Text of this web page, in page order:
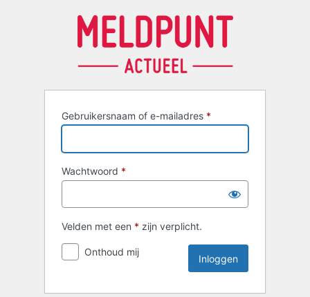
Gebruikersnaam of e-mailadres *
Wachtwoord *
Velden met een * zijn verplicht.
Onthoud mij